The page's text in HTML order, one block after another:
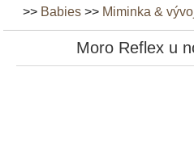
>> Babies >> Miminka &
Moro Reflex u